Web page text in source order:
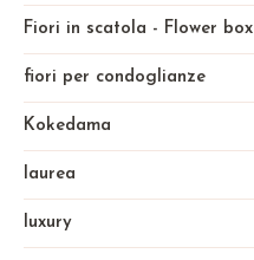
Fiori in scatola - Flower box
fiori per condoglianze
Kokedama
laurea
luxury